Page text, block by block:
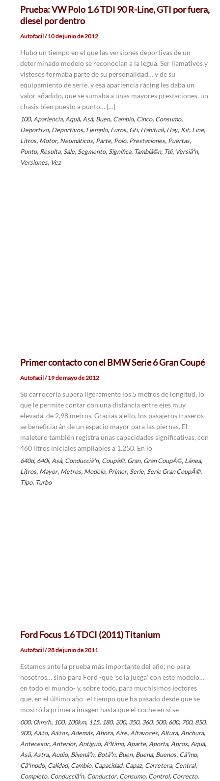
Prueba: VW Polo 1.6 TDI 90 R-Line, GTI por fuera,
diesel por dentro
Autofacil/10 de junio de 2012
Hubo un tiempo en el que las versiones deportivas de un
determinado modelo se reconocían a la legua. Ser llamativos y
vistosos formaba parte de su personalidad… y de su
equipamiento de serie, y esa apariencia rácing les daba un
valor añadido, que se sumaba a unas mayores prestaciones, un
chasis bien puesto a punto… […]
100, Apariencia, Aquã­, Asã­, Buen, Cambio, Cinco, Consumo,
Deportivo, Deportivos, Ejemplo, Euros, Gti, Habitual, Hay, Kit, Line,
Litros, Motor, Neumáticos, Parte, Polo, Prestaciones, Puertas,
Punto, Resulta, Sale, Segmento, Significa, Tambiã©n, Tdi, Versiã³n,
Versiones, Vez
Primer contacto con el BMW Serie 6 Gran Coupé
Autofacil/19 de mayo de 2012
Su carrocería supera ligeramente los 5 metros de longitud, lo
que le permite contar con una distancia entre ejes muy
elevada, de 2,98 metros. Gracias a ello, los pasajeros traseros
se beneficiarán de un espacio mayor para las piernas. El
maletero también registra unas capacidades significativas, con
460 litros iniciales ampliables a 1.250. En lo
640d, 640i, Asã­, Conducciã³n, Coupã©, Gran, Gran CoupÃ©, Lã­nea,
Litros, Mayor, Metros, Modelo, Primer, Serie, Serie Gran CoupÃ©,
Tipo, Turbo
Ford Focus 1.6 TDCI (2011) Titanium
Autofacil/28 de junio de 2011
Estamos ante la prueba más importante del año; no para
nosotros… sino para Ford -que ’se la juega’ con este modelo…
en todo el mundo- y, sobre todo, para muchísimos lectores
que, en el último año -el tiempo que ha pasado desde que se
mostró la primera imagen hasta que el coche en sí se
000, 0km/h, 100, 100km, 115, 180,200, 350, 360, 500, 600, 700, 850,
900,Aã±o,Aã±os,Además,Ahora,Aire,Altavoces,Altura,Anchura,
Antecesor,Anterior,Antiguo,Ãºltimo,Aparte,Aporta,Aprox,Aquã­,
Asã­,Astra,Audio, Bixenã³n, Botã³n, Buen, Buena, Buenos, Cã³mo,
Cã³modo, Calidad, Cambio, Capacidad, Capaz, Carretera, Central,
Completo, Conducciã³n, Conductor, Consumo, Control, Correcto,